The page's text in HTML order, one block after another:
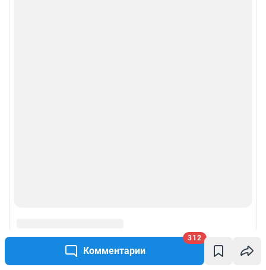
Комментарии
312